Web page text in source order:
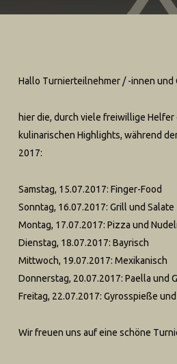
Hallo Turnierteilnehmer / -innen und
hier die, durch viele freiwillige
kulinarischen Highlights, während
2017:
Samstag, 15.07.2017: Finger-Food
Sonntag, 16.07.2017: Grill und Salate
Montag, 17.07.2017: Pizza und
Dienstag, 18.07.2017: Bayrisch
Mittwoch, 19.07.2017: Mexikanisch
Donnerstag, 20.07.2017: Paella und
Freitag, 22.07.2017: Gyrosspieße
Wir freuen uns auf eine schöne